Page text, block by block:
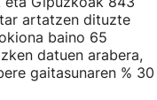
artatzen dituzte
baino 65
datuen arabera,
gaitasunaren % 30